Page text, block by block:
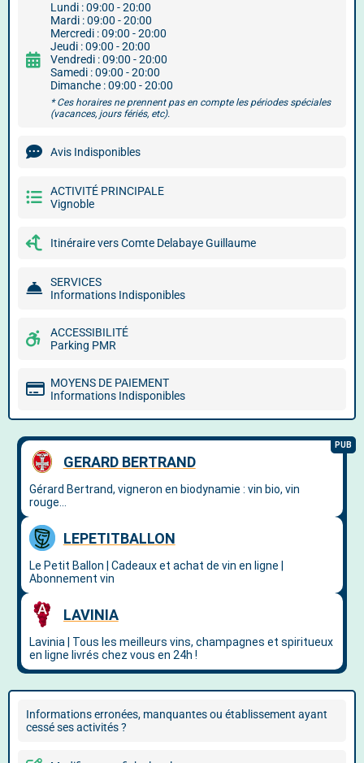
Lundi : 09:00 - 20:00
Mardi : 09:00 - 20:00
Mercredi : 09:00 - 20:00
Jeudi : 09:00 - 20:00
Vendredi : 09:00 - 20:00
Samedi : 09:00 - 20:00
Dimanche : 09:00 - 20:00
* Ces horaires ne prennent pas en compte les périodes spéciales
(vacances, jours fériés, etc).
Avis Indisponibles
ACTIVITÉ PRINCIPALE
Vignoble
Itinéraire vers Comte Delabaye Guillaume
SERVICES
Informations Indisponibles
ACCESSIBILITÉ
Parking PMR
MOYENS DE PAIEMENT
Informations Indisponibles
Informations erronées, manquantes ou établissement ayant
cessé ses activités ?